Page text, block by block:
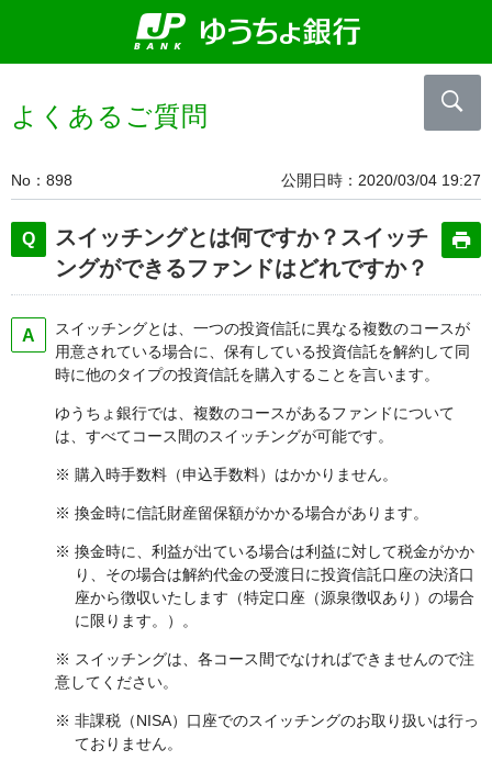
よくあるご質問
No 898 公開日時 2020/03/04 19:27
スイッチングとは何ですか？スイッチ
ングができるファンドはどれですか？
スイッチングとは、一つの投資信託に異なる複数のコースが
用意されている場合に、保有している投資信託を解約して同
時に他のタイプの投資信託を購入することを言います。
ゆうちょ銀行では、複数のコースがあるファンドについて
は、すべてコース間のスイッチングが可能です。
※ 購入時手数料（申込手数料）はかかりません。
※ 換金時に信託財産留保額がかかる場合があります。
※ 換金時に、利益が出ている場合は利益に対して税金がかか
り、その場合は解約代金の受渡日に投資信託口座の決済口
座から徴収いたします（特定口座（源泉徴収あり）の場合
に限ります。）。
※ スイッチングは、各コース間でなければできませんので注
意してください。
※ 非課税（NISA）口座でのスイッチングのお取り扱いは行っ
ておりません。